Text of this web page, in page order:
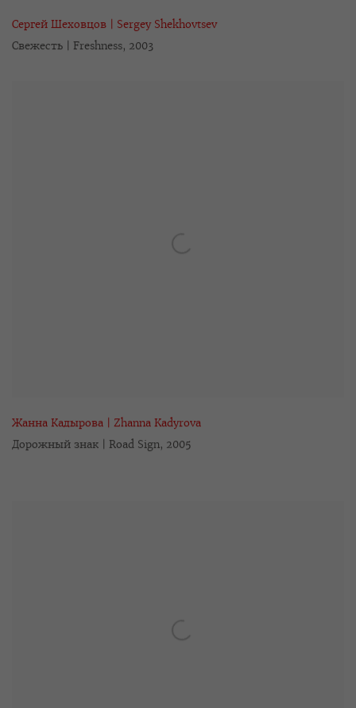
Сергей Шеховцов | Sergey Shekhovtsev
Свежесть | Freshness, 2003
Жанна Кадырова | Zhanna Kadyrova
Дорожный знак | Road Sign, 2005